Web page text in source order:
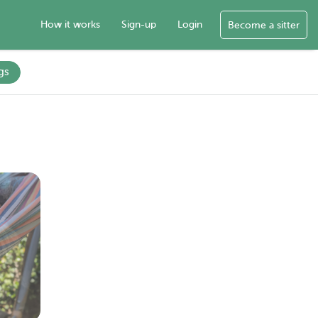
How it works Sign-up Login Become a sitter